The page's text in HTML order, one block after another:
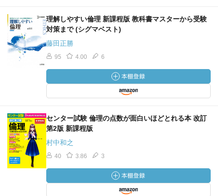
理解しやすい倫理 新課程版 教科書マスターから受験
対策まで (シグマベスト)
藤田正勝
95 4.00 6
センター試験 倫理の点数が面白いほどとれる本 改訂
第2版 新課程版
村中和之
40 3.86 3